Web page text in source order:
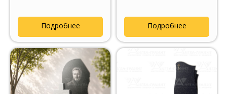
Подробнее Подробнее